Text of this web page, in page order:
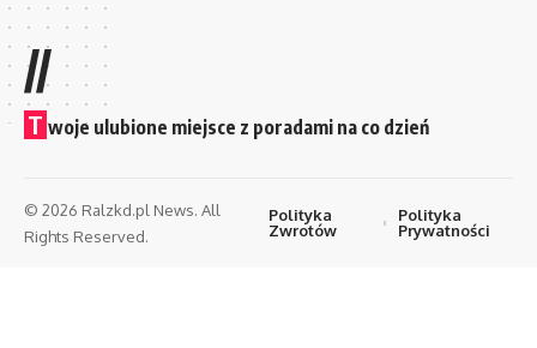
//
T woje ulubione miejsce z poradami na co dzień
© 2026 Ralzkd.pl News. All
Rights Reserved.
Polityka
Zwrotów
Polityka
Prywatności